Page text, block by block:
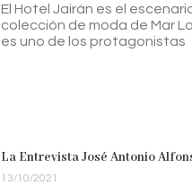
El Hotel Jairán es el
colección de moda de Mar
es uno de los protagonistas
La Entrevista José Antonio
13/10/2021